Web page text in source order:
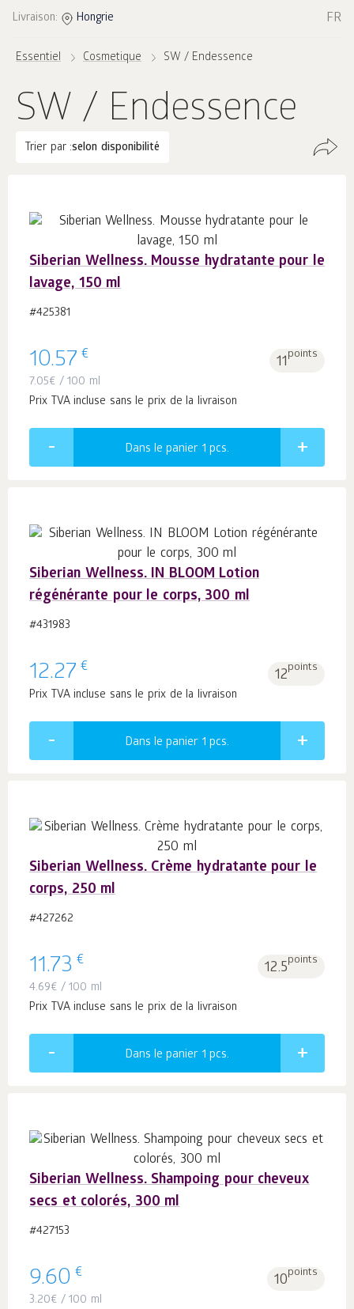
Livraison: Hongrie FR
Essentiel Cosmetique SW / Endessence
SW / Endessence
Trier par :selon disponibilité
Siberian Wellness. Mousse hydratante pour le
lavage, 150 ml
#425381
10.57 € 11points
7.05€ / 100 ml
Prix TVA incluse sans le prix de la livraison
Dans le panier 1 pcs.
Siberian Wellness. IN BLOOM Lotion
régénérante pour le corps, 300 ml
#431983
12.27 € 12points
Prix TVA incluse sans le prix de la livraison
Dans le panier 1 pcs.
Siberian Wellness. Crème hydratante pour le
corps, 250 ml
#427262
11.73 € 12.5points
4.69€ / 100 ml
Prix TVA incluse sans le prix de la livraison
Dans le panier 1 pcs.
Siberian Wellness. Shampoing pour cheveux
secs et colorés, 300 ml
#427153
9.60 € 10points
3.20€ / 100 ml